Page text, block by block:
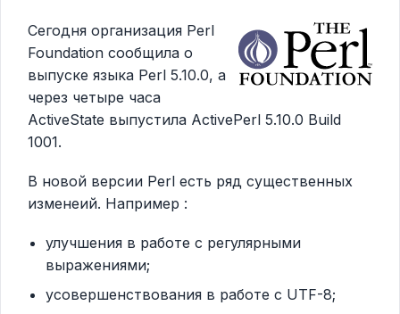
Сегодня организация Perl
Foundation сообщила о
выпуске языка Perl 5.10.0, а
через четыре часа
ActiveState выпустила ActivePerl 5.10.0 Build
1001.
В новой версии Perl есть ряд существенных
изменеий. Например :
улучшения в работе с регулярными
выражениями;
усовершенствования в работе с UTF-8;